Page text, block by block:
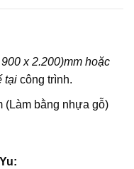
x 2.200)mm hoặc
tại công trình.
(Làm bằng nhựa gỗ)